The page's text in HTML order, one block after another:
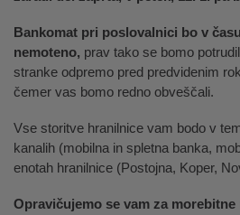
Bankomat pri poslovalnici bo v
nemoteno, prav tako se bomo
stranke odpremo pred predvidenim
čemer vas bomo redno obveščali.
Vse storitve hranilnice vam bodo v
kanalih (mobilna in spletna banka,
enotah hranilnice (Postojna, Koper,
Opravičujemo se vam za